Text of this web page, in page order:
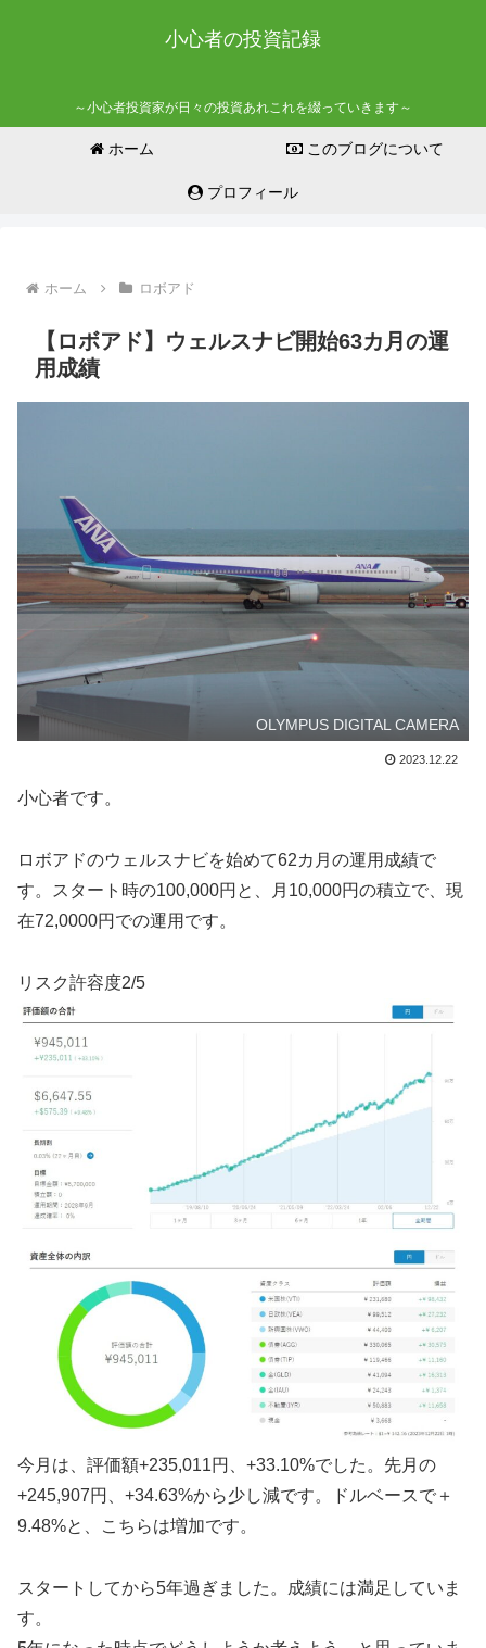
小心者の投資記録
～小心者投資家が日々の投資あれこれを綴っていきます～
ホーム このブログについて
プロフィール
ホーム ロボアド
【ロボアド】ウェルスナビ開始63カ月の運
用成績
OLYMPUS DIGITAL CAMERA
2023.12.22
小心者です。
ロボアドのウェルスナビを始めて62カ月の運用成績で
す。スタート時の100,000円と、月10,000円の積立で、現
在72,0000円での運用です。
リスク許容度2/5
今月は、評価額+235,011円、+33.10%でした。先月の
+245,907円、+34.63%から少し減です。ドルベースで＋
9.48%と、こちらは増加です。
スタートしてから5年過ぎました。成績には満足していま
す。